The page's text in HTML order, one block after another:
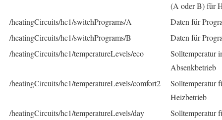
(A oder B) für
/heatingCircuits/hc1/switchPrograms/A
Daten für
/heatingCircuits/hc1/switchPrograms/B
Daten für
/heatingCircuits/hc1/temperatureLevels/eco
Solltemperatur
Absenkbetrieb
/heatingCircuits/hc1/temperatureLevels/comfort2
Solltemperatur
Heizbetrieb
/heatingCircuits/hc1/temperatureLevels/day
Solltemperatur